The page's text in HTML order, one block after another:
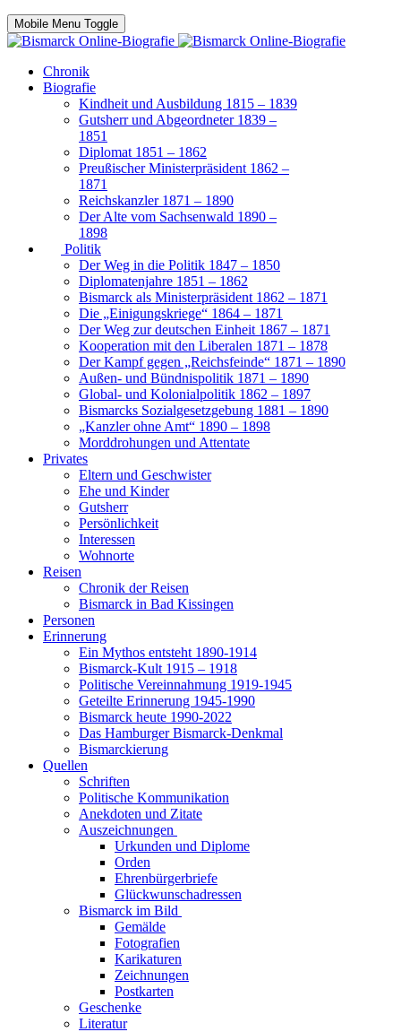
Mobile Menu Toggle
Chronik
Biografie
Kindheit und Ausbildung 1815 – 1839
Gutsherr und Abgeordneter 1839 –
1851
Diplomat 1851 – 1862
Preußischer Ministerpräsident 1862 –
1871
Reichskanzler 1871 – 1890
Der Alte vom Sachsenwald 1890 –
1898
Politik
Der Weg in die Politik 1847 – 1850
Diplomatenjahre 1851 – 1862
Bismarck als Ministerpräsident 1862 – 1871
Die „Einigungskriege“ 1864 – 1871
Der Weg zur deutschen Einheit 1867 – 1871
Kooperation mit den Liberalen 1871 – 1878
Der Kampf gegen „Reichsfeinde“ 1871 – 1890
Außen- und Bündnispolitik 1871 – 1890
Global- und Kolonialpolitik 1862 – 1897
Bismarcks Sozialgesetzgebung 1881 – 1890
„Kanzler ohne Amt“ 1890 – 1898
Morddrohungen und Attentate
Privates
Eltern und Geschwister
Ehe und Kinder
Gutsherr
Persönlichkeit
Interessen
Wohnorte
Reisen
Chronik der Reisen
Bismarck in Bad Kissingen
Personen
Erinnerung
Ein Mythos entsteht 1890-1914
Bismarck-Kult 1915 – 1918
Politische Vereinnahmung 1919-1945
Geteilte Erinnerung 1945-1990
Bismarck heute 1990-2022
Das Hamburger Bismarck-Denkmal
Bismarckierung
Quellen
Schriften
Politische Kommunikation
Anekdoten und Zitate
Auszeichnungen
Urkunden und Diplome
Orden
Ehrenbürgerbriefe
Glückwunschadressen
Bismarck im Bild
Gemälde
Fotografien
Karikaturen
Zeichnungen
Postkarten
Geschenke
Literatur